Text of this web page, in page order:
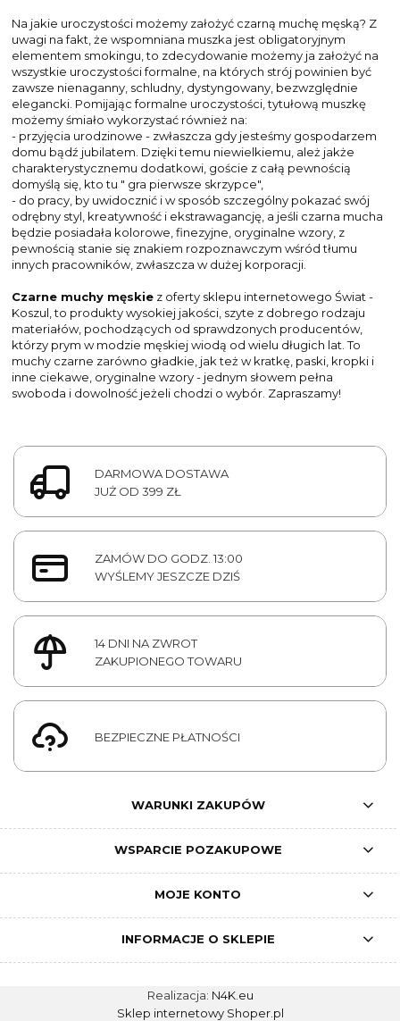
Na jakie uroczystości możemy założyć czarną muchę męską? Z
uwagi na fakt, że wspomniana muszka jest obligatoryjnym
elementem smokingu, to zdecydowanie możemy ja założyć na
wszystkie uroczystości formalne, na których strój powinien być
zawsze nienaganny, schludny, dystyngowany, bezwzględnie
elegancki. Pomijając formalne uroczystości, tytułową muszkę
możemy śmiało wykorzystać również na:
- przyjęcia urodzinowe - zwłaszcza gdy jesteśmy gospodarzem
domu bądź jubilatem. Dzięki temu niewielkiemu, ależ jakże
charakterystycznemu dodatkowi, goście z całą pewnością
domyślą się, kto tu " gra pierwsze skrzypce",
- do pracy, by uwidocznić i w sposób szczególny pokazać swój
odrębny styl, kreatywność i ekstrawagancję, a jeśli czarna mucha
będzie posiadała kolorowe, finezyjne, oryginalne wzory, z
pewnością stanie się znakiem rozpoznawczym wśród tłumu
innych pracowników, zwłaszcza w dużej korporacji.
Czarne muchy męskie z oferty sklepu internetowego Świat -
Koszul, to produkty wysokiej jakości, szyte z dobrego rodzaju
materiałów, pochodzących od sprawdzonych producentów,
którzy prym w modzie męskiej wiodą od wielu długich lat. To
muchy czarne zarówno gładkie, jak też w kratkę, paski, kropki i
inne ciekawe, oryginalne wzory - jednym słowem pełna
swoboda i dowolność jeżeli chodzi o wybór. Zapraszamy!
DARMOWA DOSTAWA
JUŻ OD 399 ZŁ
ZAMÓW DO GODZ. 13:00
WYŚLEMY JESZCZE DZIŚ
14 DNI NA ZWROT
ZAKUPIONEGO TOWARU
BEZPIECZNE PŁATNOŚCI
WARUNKI ZAKUPÓW
WSPARCIE POZAKUPOWE
MOJE KONTO
INFORMACJE O SKLEPIE
Realizacja: N4K.eu
Sklep internetowy Shoper.pl